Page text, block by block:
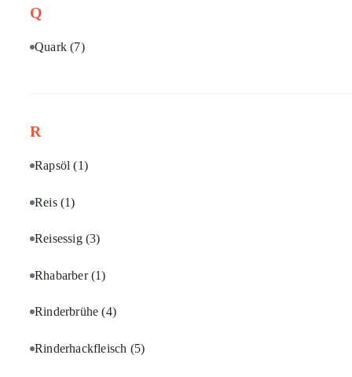
Q
Quark(7)
R
Rapsöl(1)
Reis (1)
Reisessig (3)
Rhabarber(1)
Rinderbrühe(4)
Rinderhackfleisch (5)